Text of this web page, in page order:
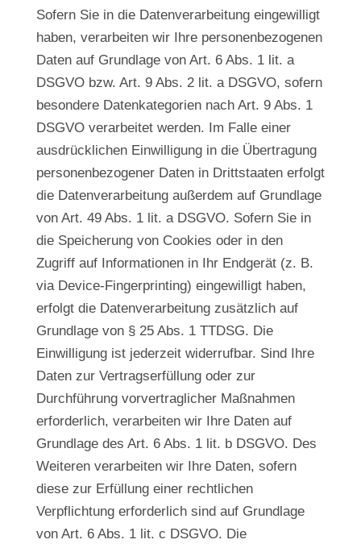
Sofern Sie in die Datenverarbeitung eingewilligt
haben, verarbeiten wir Ihre personenbezogenen
Daten auf Grundlage von Art. 6 Abs. 1 lit. a
DSGVO bzw. Art. 9 Abs. 2 lit. a DSGVO, sofern
besondere Datenkategorien nach Art. 9 Abs. 1
DSGVO verarbeitet werden. Im Falle einer
ausdrücklichen Einwilligung in die Übertragung
personenbezogener Daten in Drittstaaten erfolgt
die Datenverarbeitung außerdem auf Grundlage
von Art. 49 Abs. 1 lit. a DSGVO. Sofern Sie in
die Speicherung von Cookies oder in den
Zugriff auf Informationen in Ihr Endgerät (z. B.
via Device-Fingerprinting) eingewilligt haben,
erfolgt die Datenverarbeitung zusätzlich auf
Grundlage von § 25 Abs. 1 TTDSG. Die
Einwilligung ist jederzeit widerrufbar. Sind Ihre
Daten zur Vertragserfüllung oder zur
Durchführung vorvertraglicher Maßnahmen
erforderlich, verarbeiten wir Ihre Daten auf
Grundlage des Art. 6 Abs. 1 lit. b DSGVO. Des
Weiteren verarbeiten wir Ihre Daten, sofern
diese zur Erfüllung einer rechtlichen
Verpflichtung erforderlich sind auf Grundlage
von Art. 6 Abs. 1 lit. c DSGVO. Die